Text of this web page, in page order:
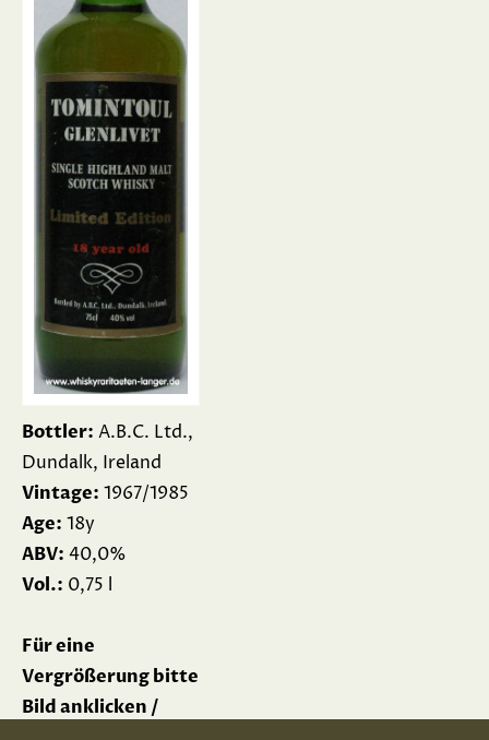
Bottler: A.B.C. Ltd.,
Dundalk, Ireland
Vintage: 1967/1985
Age: 18y
ABV: 40,0%
Vol.: 0,75 l
Für eine
Vergrößerung bitte
Bild anklicken /